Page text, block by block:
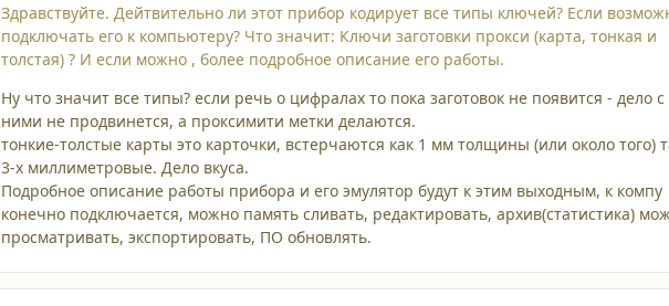
Здравствуйте. Дейтвительно ли этот прибор кодирует все типы ключей? Если
подключать его к компьютеру? Что значит: Ключи заготовки прокси (карта, тонкая и
толстая) ? И если можно , более подробное описание его работы.
Ну что значит все типы? если речь о цифралах то пока заготовок не появится - дело с
ними не продвинется, а проксимити метки делаются.
тонкие-толстые карты это карточки, встерчаются как 1 мм толщины (или около того)
3-х миллиметровые. Дело вкуса.
Подробное описание работы прибора и его эмулятор будут к этим выходным, к компу
конечно подключается, можно память сливать, редактировать, архив(статистика)
просматривать, экспортировать, ПО обновлять.